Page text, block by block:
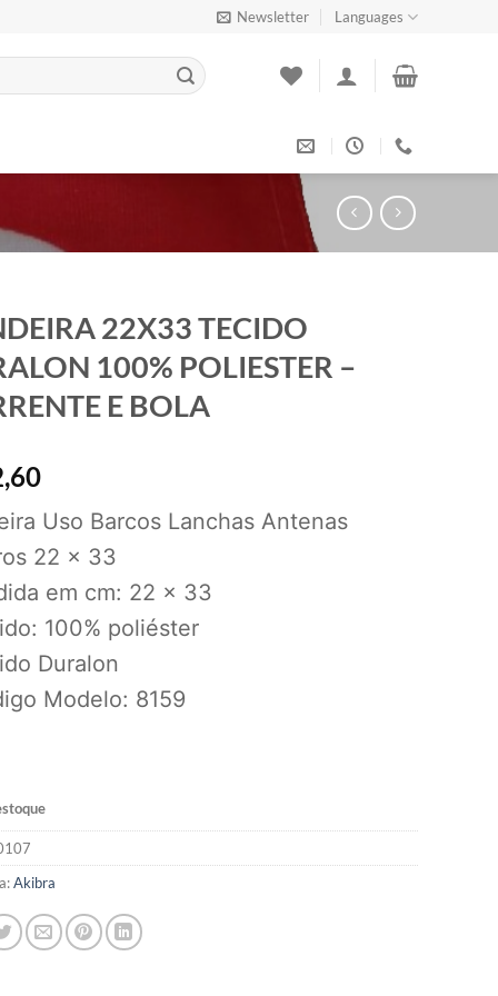
Newsletter Languages
22X33 TECIDO
100% POLIESTER –
E BOLA
Uso Barcos Lanchas Antenas
22 x 33
em cm: 22 x 33
100% poliéster
Duralon
Modelo: 8159
Akibra